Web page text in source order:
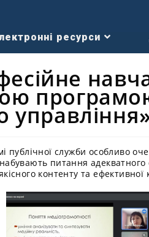
ресурси
публічної служби особливо
питання адекватного
контенту та ефективної